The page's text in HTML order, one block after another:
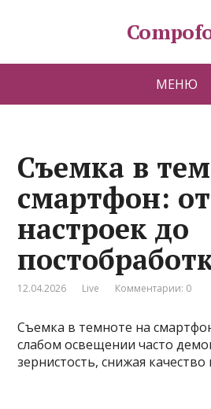
МЕНЮ
Съемка в
смартфон: от
настроек до
12.04.2026 Live Комментарии: 0
Съемка в темноте на
слабом освещении часто
зернистость, снижая